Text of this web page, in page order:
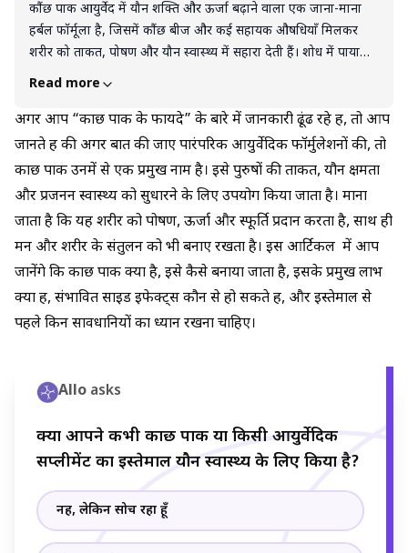
कौंछ पाक आयुर्वेद में यौन शक्ति और ऊर्जा बढ़ाने वाला एक जाना-माना
हर्बल फॉर्मूला है, जिसमें कौंछ बीज और कई सहायक औषधियाँ मिलकर
शरीर को ताकत, पोषण और यौन स्वास्थ्य में सहारा देती हैं। शोध में पाया
गया है कि यह डोपामाइन और नाइट्रिक ऑक्साइड स्तर सुधारकर इरेक्शन
करता है। मार्केट में यह विभिन्न ब्रांड्स और रूपों में उपलब्ध है, लेकिन हर
व्यक्ति की प्रतिक्रिया अलग हो सकती है और गलत मात्रा या बिना सलाह के
सेवन से साइड इफेक्ट्स भी हो सकते हैं। ED और यौन समस्याएँ केवल दवा
से नहीं बल्कि तनाव, जीवनशैली, हार्मोन और मानसिक स्वास्थ्य से भी जुड़ी
होती हैं, इसलिए कौंछ पाक या किसी भी हर्बल दवा का सेवन शुरू करने से
पहले डॉक्टर की सलाह लेना हमेशा सुरक्षित और जरूरी है।
Read more
अगर आप “कौंछ पाक के फायदे” के बारे में जानकारी ढूंढ रहे हैं, तो आप
जानते हैं की अगर बात की जाए पारंपरिक आयुर्वेदिक फॉर्मुलेशनों की, तो
कौंछ पाक उनमें से एक प्रमुख नाम है। इसे पुरुषों की ताकत, यौन क्षमता
और प्रजनन स्वास्थ्य को सुधारने के लिए उपयोग किया जाता है। माना
जाता है कि यह शरीर को पोषण, ऊर्जा और स्फूर्ति प्रदान करता है, साथ ही
मन और शरीर के संतुलन को भी बनाए रखता है। इस आर्टिकल में आप
जानेंगे कि कौंछ पाक क्या है, इसे कैसे बनाया जाता है, इसके प्रमुख लाभ
क्या हैं, संभावित साइड इफेक्ट्स कौन से हो सकते हैं, और इस्तेमाल से
पहले किन सावधानियों का ध्यान रखना चाहिए।
Allo asks
क्या आपने कभी कौंछ पाक या किसी आयुर्वेदिक
सप्लीमेंट का इस्तेमाल यौन स्वास्थ्य के लिए किया है?
नहीं, लेकिन सोच रहा हूँ